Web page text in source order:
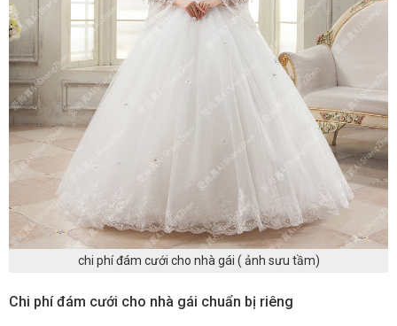
chi phí đám cưới cho nhà gái ( ảnh sưu tầm)
Chi phí đám cưới cho nhà gái chuẩn bị riêng